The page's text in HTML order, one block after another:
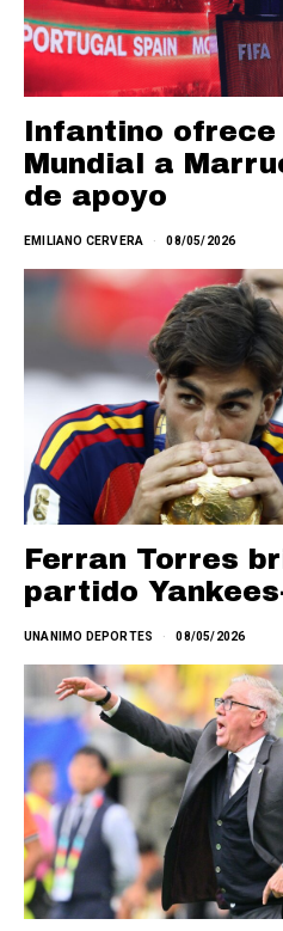
Infantino
Mundial a
de apoyo
EMILIANO CERVERA 08/05/2026
Ferran Torres
partido
UNANIMO DEPORTES 08/05/2026